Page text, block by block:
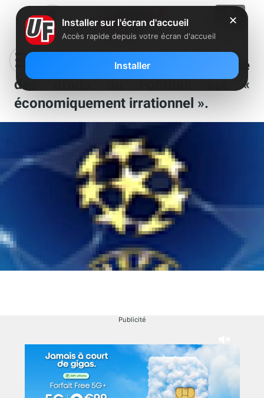
Canal Plus : Al-Jazira sur le marché
des droits du Football est «
économiquement irrationnel ».
Publicité
✕
Installer sur l'écran d'accueil
Accès rapide depuis votre écran d'accueil
Installer